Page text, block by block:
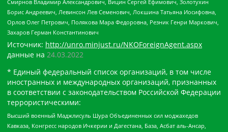
Смирнов Владимир Александрович, Вицин Сергей Ефимович, Золотухин
Борис Андреевич, Левинсон Лев Семенович, Локшина Татьяна Иосифовна,
Орлов Олег Петрович, Полякова Мара Федоровна, Резник Генри Маркович,
Захаров Герман Константинович
Источник: http://unro.minjust.ru/NKOForeignAgent.aspx
данные на 24.03.2022
* Единый федеральный список организаций, в том числе
иностранных и международных организаций, признанных
в соответствии с законодательством Российской Федерации
террористическими:
Высший военный Маджлисуль Шура Объединенных сил моджахедов
Кавказа, Конгресс народов Ичкерии и Дагестана, База, Асбат аль-Ансар,